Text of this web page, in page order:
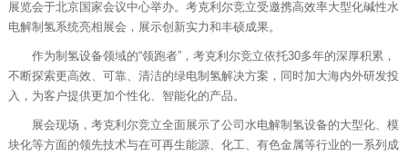
展览会于北京国家会议中心举办。考克利尔竞立受邀携高效率大型化碱性水
电解制氢系统亮相展会，展示创新实力和丰硕成果。
作为制氢设备领域的“领跑者”，考克利尔竞立依托30多年的深厚积累，
不断探索更高效、可靠、清洁的绿电制氢解决方案，同时加大海内外研发投
入，为客户提供更加个性化、智能化的产品。
展会现场，考克利尔竞立全面展示了公司水电解制氢设备的大型化、模
块化等方面的领先技术与在可再生能源、化工、有色金属等行业的一系列成